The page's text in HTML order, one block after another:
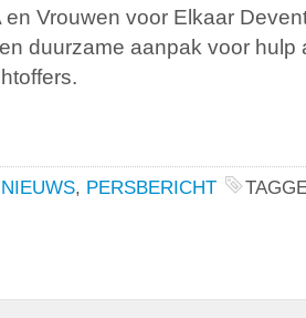
en Vrouwen voor Elkaar
duurzame aanpak voor hulp
NIEUWS, PERSBERICHT